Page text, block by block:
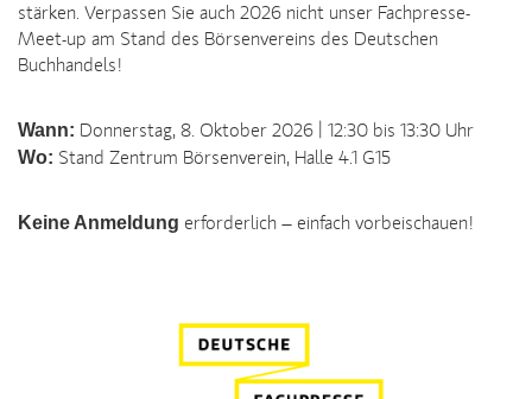
stärken. Verpassen Sie auch 2026 nicht unser Fachpresse-
Meet-up am Stand des Börsenvereins des Deutschen
Buchhandels!
Wann: Donnerstag, 8. Oktober 2026 | 12:30 bis 13:30 Uhr
Wo: Stand Zentrum Börsenverein, Halle 4.1 G15
Keine Anmeldung erforderlich – einfach vorbeischauen!